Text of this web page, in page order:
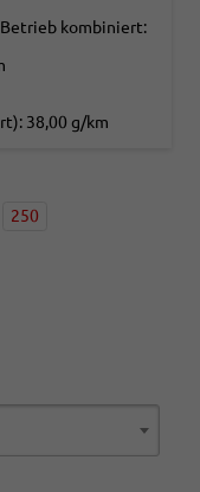
kombiniert:
38,00 g/km
250